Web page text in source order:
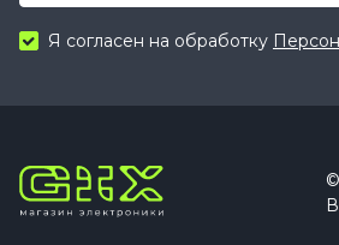
Я согласен на обработку